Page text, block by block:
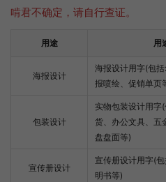
啃君不确定，请自行查证。
用途 用
海报设计
海报设计用字(包
报喷绘、促销单页
包装设计
实物包装设计用字
货、办公文具、五
盘盘面等)
宣传册设计
宣传册设计用字(
明书等)